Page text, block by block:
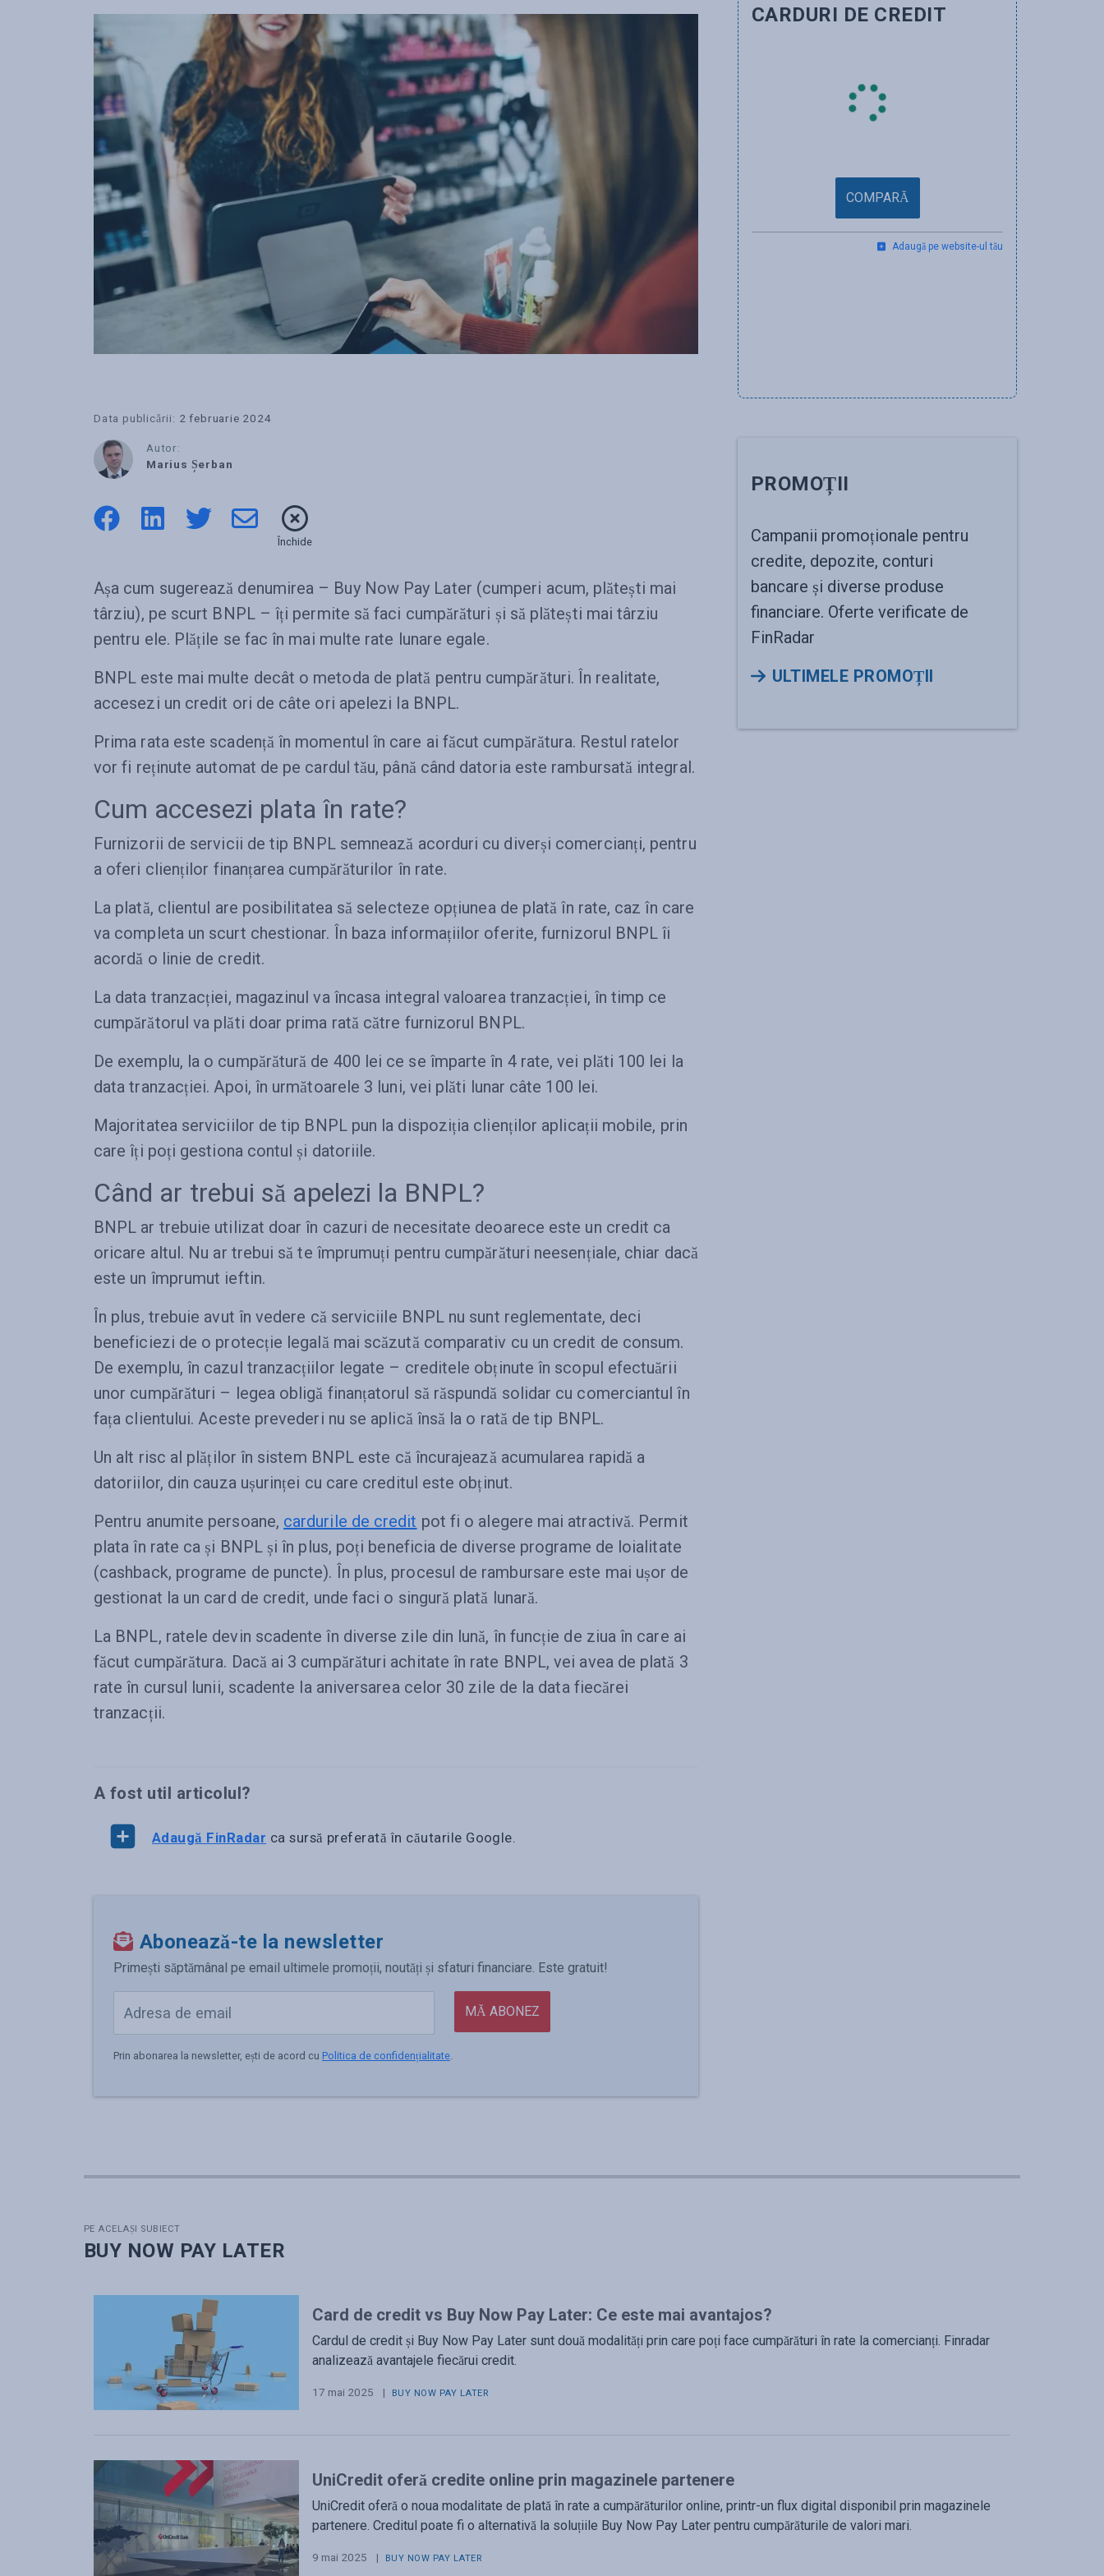
Data publicării: 2 februarie 2024
Autor:
Marius Șerban
Închide
Așa cum sugerează denumirea – Buy Now Pay Later (cumperi acum, plătești mai
târziu), pe scurt BNPL – îți permite să faci cumpărături și să plătești mai târziu
pentru ele. Plățile se fac în mai multe rate lunare egale.
BNPL este mai multe decât o metoda de plată pentru cumpărături. În realitate,
accesezi un credit ori de câte ori apelezi la BNPL.
Prima rata este scadență în momentul în care ai făcut cumpărătura. Restul ratelor
vor fi reținute automat de pe cardul tău, până când datoria este rambursată integral.
Cum accesezi plata în rate?
Furnizorii de servicii de tip BNPL semnează acorduri cu diverși comercianți, pentru
a oferi clienților finanțarea cumpărăturilor în rate.
La plată, clientul are posibilitatea să selecteze opțiunea de plată în rate, caz în care
va completa un scurt chestionar. În baza informațiilor oferite, furnizorul BNPL îi
acordă o linie de credit.
La data tranzacției, magazinul va încasa integral valoarea tranzacției, în timp ce
cumpărătorul va plăti doar prima rată către furnizorul BNPL.
De exemplu, la o cumpărătură de 400 lei ce se împarte în 4 rate, vei plăti 100 lei la
data tranzacției. Apoi, în următoarele 3 luni, vei plăti lunar câte 100 lei.
Majoritatea serviciilor de tip BNPL pun la dispoziția clienților aplicații mobile, prin
care îți poți gestiona contul și datoriile.
Când ar trebui să apelezi la BNPL?
BNPL ar trebuie utilizat doar în cazuri de necesitate deoarece este un credit ca
oricare altul. Nu ar trebui să te împrumuți pentru cumpărături neesențiale, chiar dacă
este un împrumut ieftin.
În plus, trebuie avut în vedere că serviciile BNPL nu sunt reglementate, deci
beneficiezi de o protecție legală mai scăzută comparativ cu un credit de consum.
De exemplu, în cazul tranzacțiilor legate – creditele obținute în scopul efectuării
unor cumpărături – legea obligă finanțatorul să răspundă solidar cu comerciantul în
fața clientului. Aceste prevederi nu se aplică însă la o rată de tip BNPL.
Un alt risc al plăților în sistem BNPL este că încurajează acumularea rapidă a
datoriilor, din cauza ușurinței cu care creditul este obținut.
Pentru anumite persoane, cardurile de credit pot fi o alegere mai atractivă. Permit
plata în rate ca și BNPL și în plus, poți beneficia de diverse programe de loialitate
(cashback, programe de puncte). În plus, procesul de rambursare este mai ușor de
gestionat la un card de credit, unde faci o singură plată lunară.
La BNPL, ratele devin scadente în diverse zile din lună, în funcție de ziua în care ai
făcut cumpărătura. Dacă ai 3 cumpărături achitate în rate BNPL, vei avea de plată 3
rate în cursul lunii, scadente la aniversarea celor 30 zile de la data fiecărei
tranzacții.
A fost util articolul?
Adaugă FinRadar ca sursă preferată în căutarile Google.
Abonează-te la newsletter
Primești săptămânal pe email ultimele promoții, noutăți și sfaturi financiare. Este gratuit!
MĂ ABONEZ
Prin abonarea la newsletter, ești de acord cu Politica de confidențialitate.
CARDURI DE CREDIT
COMPARĂ
Adaugă pe website-ul tău
PROMOȚII
Campanii promoționale pentru
credite, depozite, conturi
bancare și diverse produse
financiare. Oferte verificate de
FinRadar
ULTIMELE PROMOȚII
PE ACELAȘI SUBIECT
BUY NOW PAY LATER
Card de credit vs Buy Now Pay Later: Ce este mai avantajos?
Cardul de credit și Buy Now Pay Later sunt două modalități prin care poți face cumpărături în rate la comercianți. Finradar
analizează avantajele fiecărui credit.
17 mai 2025 | BUY NOW PAY LATER
UniCredit oferă credite online prin magazinele partenere
UniCredit oferă o noua modalitate de plată în rate a cumpărăturilor online, printr-un flux digital disponibil prin magazinele
partenere. Creditul poate fi o alternativă la soluțiile Buy Now Pay Later pentru cumpărăturile de valori mari.
9 mai 2025 | BUY NOW PAY LATER